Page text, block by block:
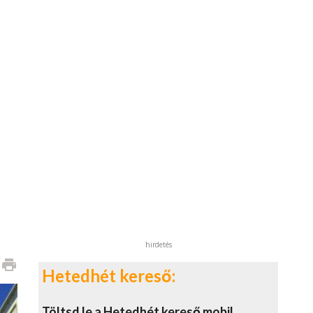
print
hirdetés
Hetedhét kereső: